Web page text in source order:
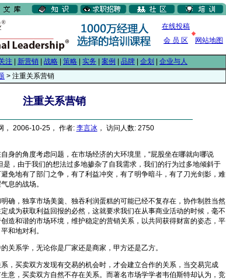
在线投稿
会 员 区
网站地图
注 新营销 战略 策略 实务 案例 品牌 企划
企业与人
> 注重关系营销
注重关系营销
， 2006-10-25， 作者: 李言冰， 访问人数: 2750
的角度考虑问题，在市场经济的大环境里，“屁股坐在哪就向哪说
是，由于我们的想法过多地掺杂了自我需求，我们的行为过多地倾斜于
免地有了部门之争，有了利益冲突，有了明争暗斗，有了刀光剑影，难
气息的战场。
，独享市场美羹、独吞利润蛋糕的可能已经不复存在，协作制胜当然
成为获取利益回报的必然，这就要求我们在从事商业活动的时候，毫不
造和谐的市场环境，维护稳定的营销关系，以共同获得财富的姿态，平
平和地对利。
关系学，无论你是厂家还是商家，甲方还是乙方。
买卖双方发现有交易的机会时，才会建立合作的关系，当交易完成
意，买卖双方自然不存在关系。而著名市场学学者韦伯斯特却认为，竞